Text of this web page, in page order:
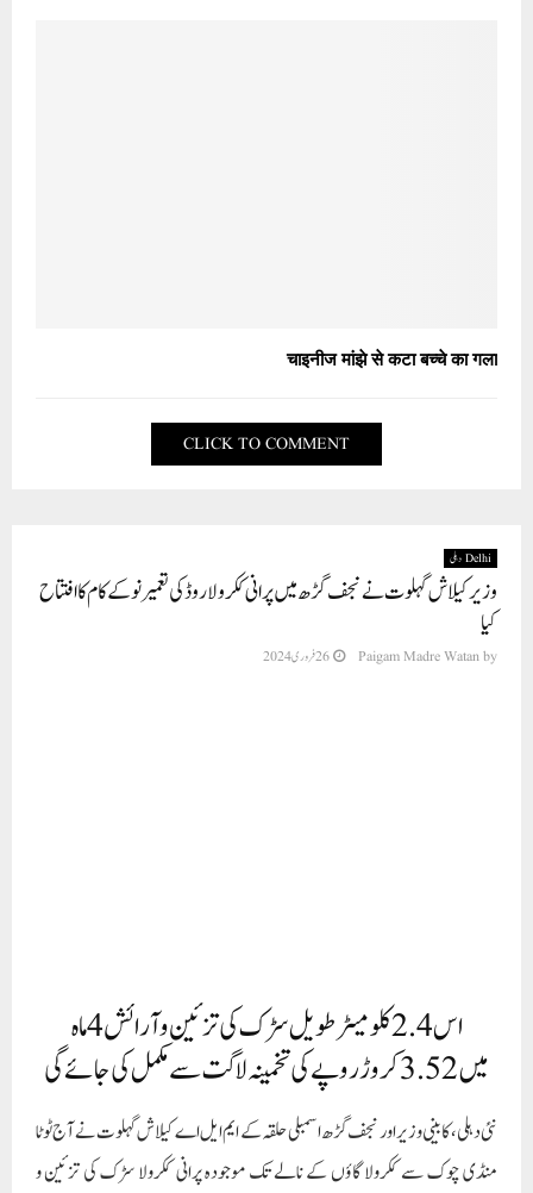
चाइनीज मांझे से कटा बच्चे का गला
CLICK TO COMMENT
Delhi دہلی
وزیر کیلاش گہلوت نے نجف گڑھ میں پرانی ککرولا روڈ کی تعمیر نو کے کام کا افتتاح
کیا
by
Paigam Madre Watan 26 فروری 2024
کے علاقوں کے مکینوں کو کافی ریلیف ملے گا۔پروگرام میں اجتماع سے خطاب کرتے
ہوئے، مسٹر کیلاش گہلوت نے کہا، "اس سڑک کی تعمیر نو کے بعد، نہ صرف نجف گڑھ
کے لیے بلکہ نجف گڑھ سے دوارکا اور دہلی کے دیگر علاقوں میں جانے والے لوگوں کے
لیے بھی آسان ہو جائے گا۔ نجف گڑھ کو ترقی دینا میری اولین ترجیح ہے۔ میں آپ کو
یقین دلاتا ہوں کہ تعمیر نو کا کام مقررہ وقت میں مکمل ہو جائے گا۔ اس 2.4 کلومیٹر